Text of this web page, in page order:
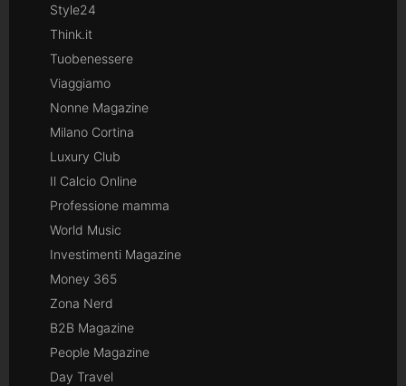
Style24
Think.it
Tuobenessere
Viaggiamo
Nonne Magazine
Milano Cortina
Luxury Club
Il Calcio Online
Professione mamma
World Music
Investimenti Magazine
Money 365
Zona Nerd
B2B Magazine
People Magazine
Day Travel